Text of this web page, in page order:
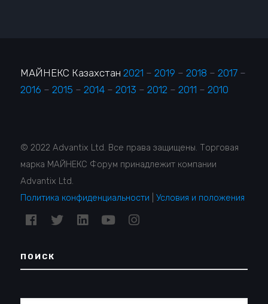
МАЙНЕКС Казахстан2021 – 2019 – 2018 – 2017 –
2016 – 2015 – 2014 – 2013 – 2012 – 2011 – 2010
© 2022 Advantix Ltd. Все права защищены. Торговая
марка МАЙНЕКС Форум принадлежит компании
Advantix Ltd.
Политика конфиденциальности |Условия и положения
ПОИСК